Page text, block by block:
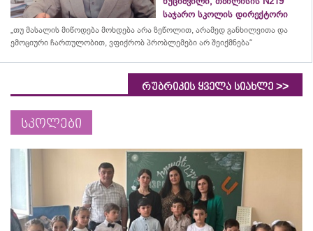
საჯარო სკოლის დირექტორი
„თუ მასალის მიწოდება მოხდება არა ზეწოლით, არამედ განხილვითა და
ემოციური ჩართულობით, ვფიქრობ პრობლემები არ შეიქმნება“
რუბრიკის ყველა სიახლე >>
სკოლები